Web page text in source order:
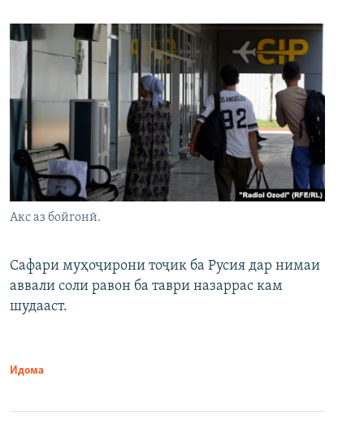
Акс аз бойгонӣ.
Сафари муҳоҷирони тоҷик ба Русия дар нимаи
аввали соли равон ба таври назаррас кам
шудааст.
Идома